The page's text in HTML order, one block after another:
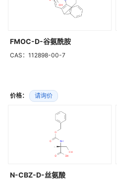
FMOC-D-谷氨酰胺
CAS：112898-00-7
价格： 请询价
N-CBZ-D-丝氨酸